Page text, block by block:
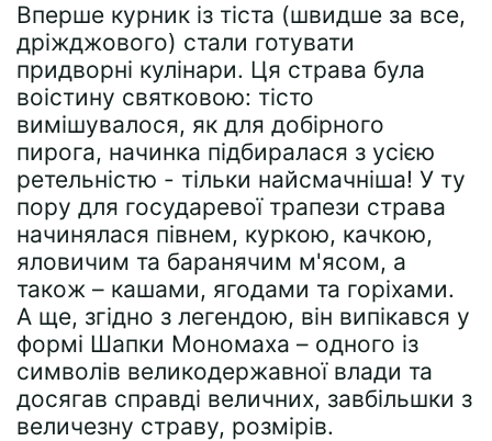
Вперше курник із тіста (швидше за все,
дріжджового) стали готувати
придворні кулінари. Ця страва була
воістину святковою: тісто
вимішувалося, як для добірного
пирога, начинка підбиралася з усією
ретельністю - тільки найсмачніша! У ту
пору для государевої трапези страва
начинялася півнем, куркою, качкою,
яловичим та баранячим м'ясом, а
також – кашами, ягодами та горіхами.
А ще, згідно з легендою, він випікався у
формі Шапки Мономаха – одного із
символів великодержавної влади та
досягав справді величних, завбільшки з
величезну страву, розмірів.